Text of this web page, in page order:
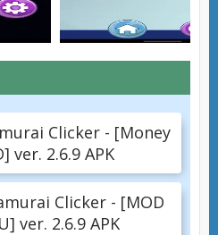
Clicker - [Money
ver. 2.6.9 APK
Clicker - [MOD
ver. 2.6.9 APK